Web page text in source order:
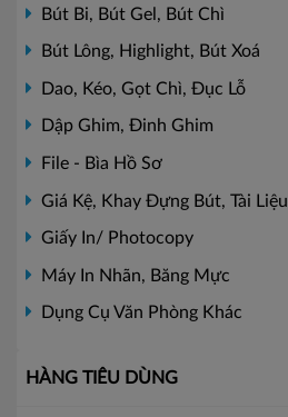
Bút Bi, Bút Gel, Bút Chì
Bút Lông, Highlight, Bút Xoá
Dao, Kéo, Gọt Chì, Đục Lỗ
Dập Ghim, Đinh Ghim
File - Bìa Hồ Sơ
Giá Kệ, Khay Đựng Bút, Tài Liệu
Giấy In/ Photocopy
Máy In Nhãn, Băng Mực
Dụng Cụ Văn Phòng Khác
HÀNG TIÊU DÙNG